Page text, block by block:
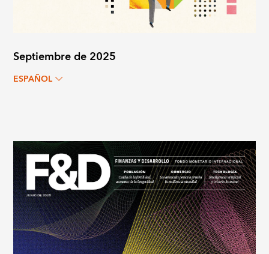
Septiembre de 2025
ESPAÑOL